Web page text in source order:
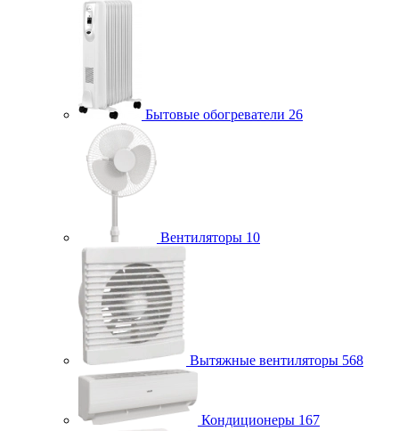
Бытовые обогреватели 26
Вентиляторы 10
Вытяжные вентиляторы 568
Кондиционеры 167